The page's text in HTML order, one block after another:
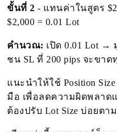
ขั้นที่ 2 - แทนค่าในสูตร
$2,000 = 0.01 Lot
คำนวณ: เปิด 0.01 Lot →
ชน SL ที่ 200 pips จะขาด
แนะนำให้ใช้ Position
มือ เพื่อลดความผิดพลาด
ต้องปรับ Lot Size บ่อยต